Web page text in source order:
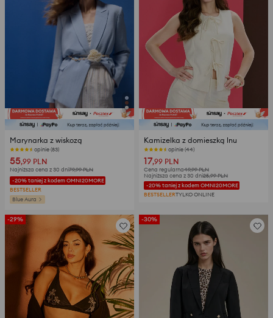
Marynarka z wiskozą
opinie (83)
55,99 PLN
Najniższa cena z 30 dni79,99PLN
-20% taniej z kodem OMNI20MORE
BESTSELLER
Blue Aura
Kamizelka z domieszką lnu
opinie (44)
17,99 PLN
Cena regularna49,99PLN
Najniższa cena z 30 dni25,99PLN
-20% taniej z kodem OMNI20MORE
BESTSELLERTYLKO ONLINE
-29% -30%